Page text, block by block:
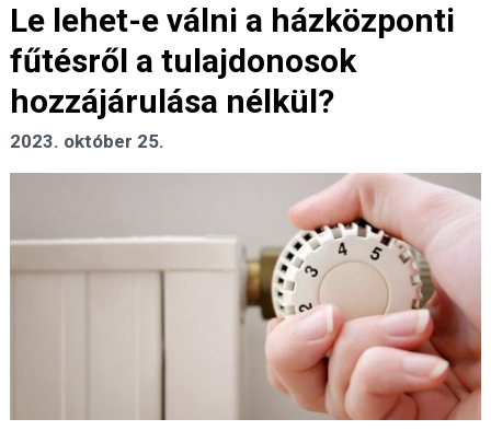
Le lehet-e válni a házközponti
fűtésről a tulajdonosok
hozzájárulása nélkül?
2023. október 25.